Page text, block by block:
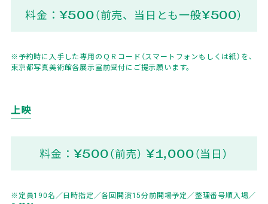
料金：¥500（前売、当日とも一般¥500）
※予約時に入手した専用のＱＲコード（スマートフォンもしくは紙）を、
東京都写真美術館各展示室前受付にご提示願います。
上映
料金：¥500（前売） ¥1,000（当日）
※定員190名／日時指定／各回開演15分前開場予定／整理番号順入場／